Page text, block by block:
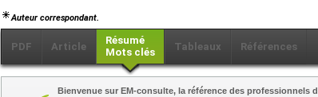
Auteur correspondant.
PDF Article
Résumé
Mots clés
Tableaux Références
Bienvenue sur EM-consulte, la référence des professionnels